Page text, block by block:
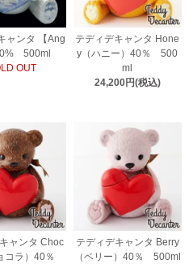
ャンタ 【Ang
500ml
OUT
テディデキャンタ Hone
y（ハニー）40％ 500
ml
24,200円(税込)
ャンタ Choc
コラ）40％
テディデキャンタ Berry
（ベリー）40％ 500ml